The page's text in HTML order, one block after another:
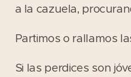
a la cazuela,
Partimos o rallamos
Si las perdices son